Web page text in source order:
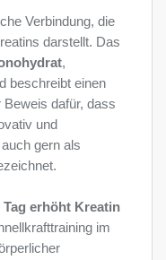
Verbindung, die
darstellt. Das
,
beschreibt einen
Beweis dafür, dass
und
gern als
Tag erhöht Kreatin
im